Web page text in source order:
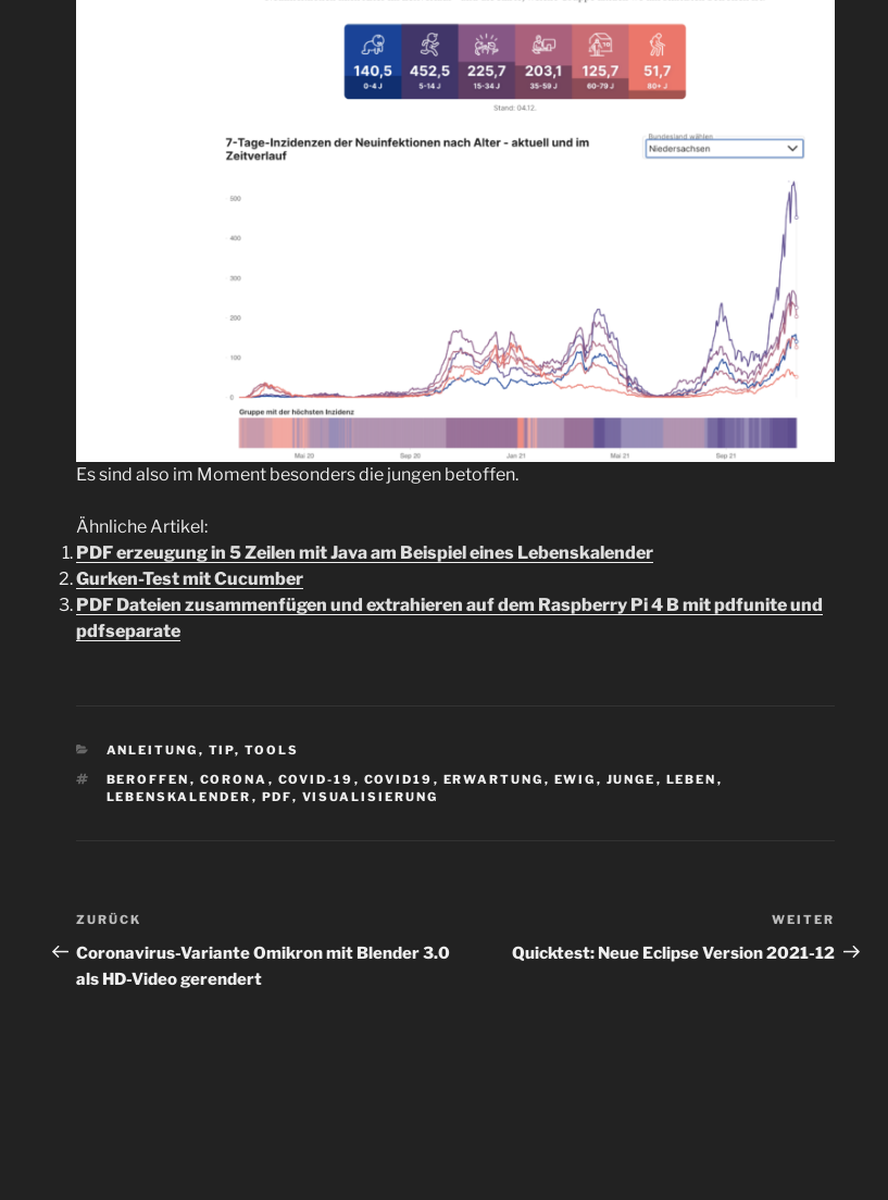
Es sind also im Moment besonders die jungen betoffen.
Ähnliche Artikel:
PDF erzeugung in 5 Zeilen mit Java am Beispiel eines Lebenskalender
Gurken-Test mit Cucumber
PDF Dateien zusammenfügen und extrahieren auf dem Raspberry Pi 4 B mit pdfunite und
pdfseparate
KATEGORIEN
ANLEITUNG , TIP, TOOLS
SCHLAGWÖRTER
BEROFFEN , CORONA , COVID-19 , COVID19 , ERWARTUNG , EWIG , JUNGE , LEBEN ,
LEBENSKALENDER , PDF, VISUALISIERUNG
Beitragsnavigation
Vorheriger
Beitrag
ZURÜCK
Coronavirus-Variante Omikron mit Blender 3.0
als HD-Video gerendert
Beitrag
WEITER
Quicktest: Neue Eclipse Version 2021-12